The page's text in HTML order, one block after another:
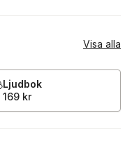
Visa alla
Ljudbok
169 kr